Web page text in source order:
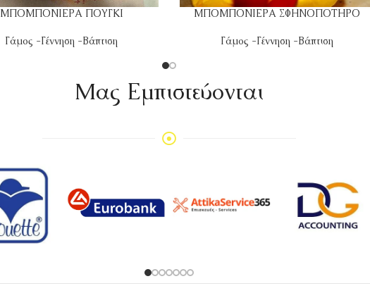
ΜΠΟΜΠΟΝΙΕΡΑ ΠΟΥΓΚΙ
Γάμος -Γέννηση -Βάπτιση
ΜΠΟΜΠΟΝΙΕΡΑ ΣΦΗΝΟΠΟΤΗΡΟ
Γάμος -Γέννηση -Βάπτιση
Mας Εμπιστεύονται